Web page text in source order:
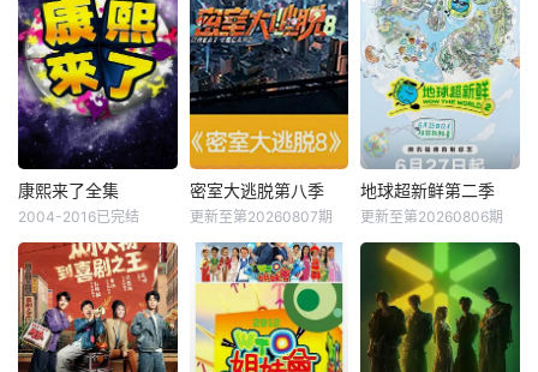
康熙来了全集
2004-2016已完结
密室大逃脱第八季
更新至第20260807期
地球超新鲜第二季
更新至第20260806期